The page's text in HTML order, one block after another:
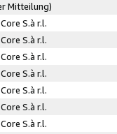
Mitteilung)
S.à r.l.
S.à r.l.
S.à r.l.
S.à r.l.
S.à r.l.
S.à r.l.
S.à r.l.